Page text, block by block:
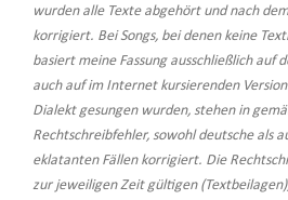
wurden alle Texte abgehört und nach
korrigiert. Bei Songs, bei denen keine
basiert meine Fassung ausschließlich auf
auch auf im Internet kursierenden
Dialekt gesungen wurden, stehen in
Rechtschreibfehler, sowohl deutsche als
eklatanten Fällen korrigiert. Die
zur jeweiligen Zeit gültigen